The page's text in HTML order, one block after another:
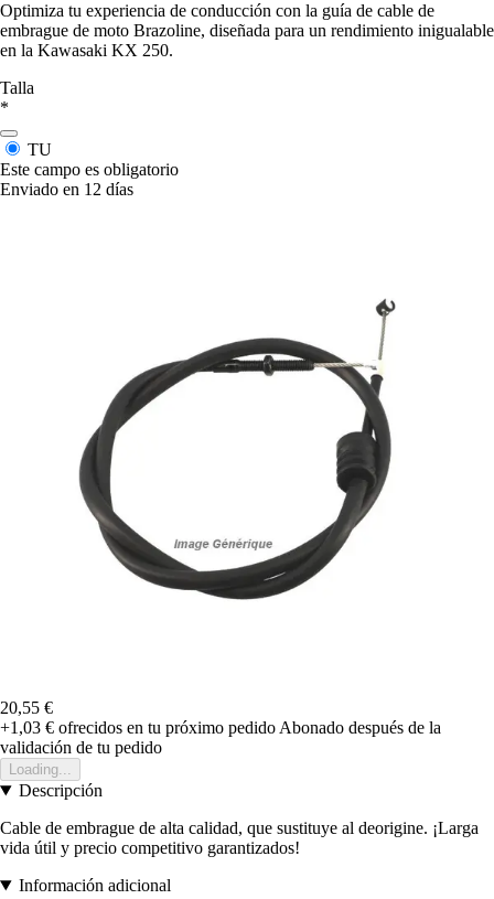
Optimiza tu experiencia de conducción con la guía de cable de
embrague de moto Brazoline, diseñada para un rendimiento inigualable
en la Kawasaki KX 250.
Talla
*
TU
Este campo es obligatorio
Enviado en 12 días
20,55 €
+1,03 € ofrecidos en tu próximo pedido Abonado después de la
validación de tu pedido
Loading...
Descripción
Cable de embrague de alta calidad, que sustituye al deorigine. ¡Larga
vida útil y precio competitivo garantizados!
Información adicional